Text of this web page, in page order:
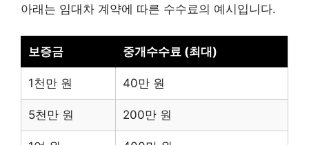
아래는 임대차 계약에 따른 수수료의 예시입니다.
보증금 중개수수료 (최대)
1천만 원 40만 원
5천만 원 200만 원